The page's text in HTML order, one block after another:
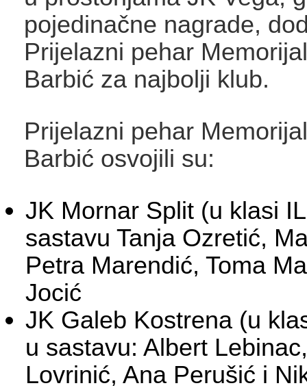
pojedinačne nagrade,
Prijelazni pehar
Barbić za najbolji klub.
Prijelazni pehar
Barbić osvojili su:
JK Mornar Split (u klasi
sastavu Tanja Ozretić,
Petra Marendić, Toma
Jocić
JK Galeb Kostrena (u
u sastavu: Albert
Lovrinić, Ana Perušić i